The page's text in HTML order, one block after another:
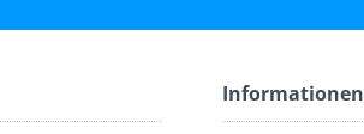
Informationen